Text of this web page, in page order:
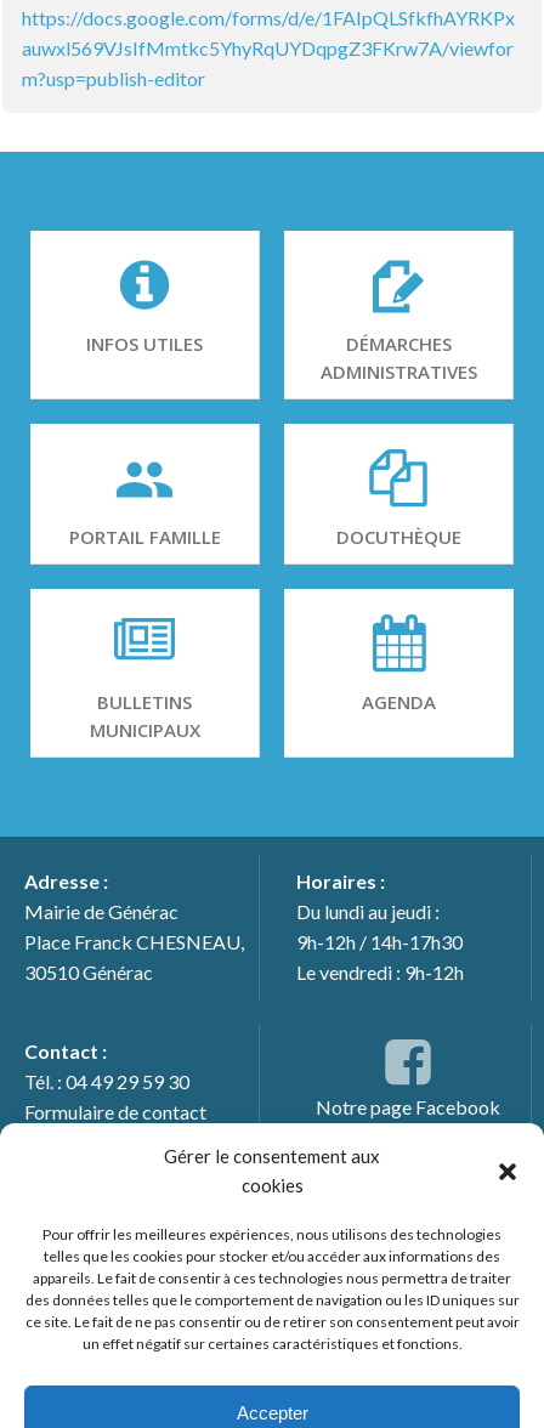
Gérer le consentement aux
cookies
Pour offrir les meilleures expériences, nous utilisons des technologies
telles que les cookies pour stocker et/ou accéder aux informations des
appareils. Le fait de consentir à ces technologies nous permettra de traiter
des données telles que le comportement de navigation ou les ID uniques sur
ce site. Le fait de ne pas consentir ou de retirer son consentement peut avoir
un effet négatif sur certaines caractéristiques et fonctions.
Accepter
https://docs.google.com/forms/d/e/1FAIpQLSfkfhAYRKPx
auwxl569VJsIfMmtkc5YhyRqUYDqpgZ3FKrw7A/viewfor
m?usp=publish-editor
INFOS UTILES
DÉMARCHES
ADMINISTRATIVES
PORTAIL FAMILLE DOCUTHÈQUE
BULLETINS
MUNICIPAUX
AGENDA
Adresse :
Mairie de Générac
Place Franck CHESNEAU,
30510 Générac
Horaires :
Du lundi au jeudi :
9h-12h / 14h-17h30
Le vendredi : 9h-12h
Contact :
Tél. : 04 49 29 59 30
Formulaire de contact
Notre page Facebook